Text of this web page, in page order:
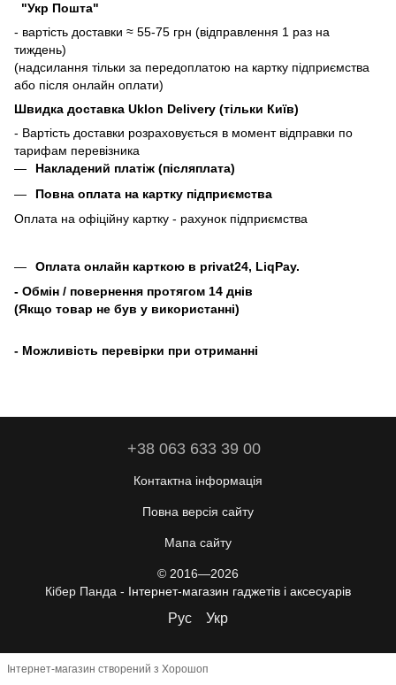
"Укр Пошта"
- вартість доставки ≈ 55-75 грн (відправлення 1 раз на
тиждень)
(надсилання тільки за передоплатою на картку підприємства
або після онлайн оплати)
Швидка доставка Uklon Delivery (тільки Київ)
- Вартість доставки розраховується в момент відправки по
тарифам перевізника
Накладений платіж (післяплата)
Повна оплата на картку підприємства
Оплата на офіційну картку - рахунок підприємства
Оплата онлайн карткою в privat24, LiqPay.
- Обмін / повернення протягом 14 днів
(Якщо товар не був у використанні)
- Можливість перевірки при отриманні
+38 063 633 39 00
Контактна інформація
Повна версія сайту
Мапа сайту
© 2016—2026
Кібер Панда - Інтернет-магазин гаджетів і аксесуарів
Рус Укр
Інтернет-магазин створений з Хорошоп